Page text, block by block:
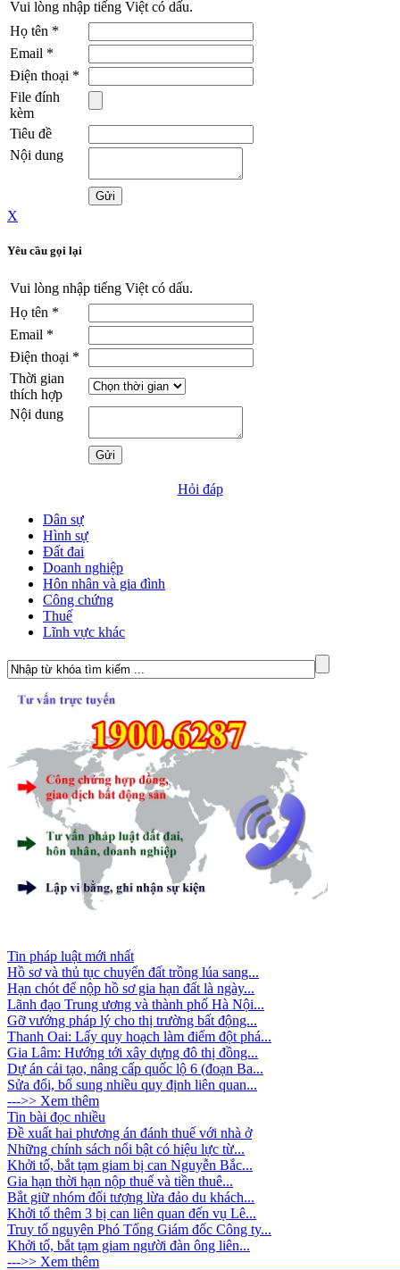
Vui lòng nhập tiếng Việt có dấu.
Họ tên *
Email *
Điện thoại *
File đính
kèm
Tiêu đề
Nội dung
X
Yêu cầu gọi lại
Vui lòng nhập tiếng Việt có dấu.
Họ tên *
Email *
Điện thoại *
Thời gian
thích hợp
Nội dung
Hỏi đáp
Dân sự
Hình sự
Đất đai
Doanh nghiệp
Hôn nhân và gia đình
Công chứng
Thuế
Lĩnh vực khác
Tin pháp luật mới nhất
Hồ sơ và thủ tục chuyển đất trồng lúa sang...
Hạn chót để nộp hồ sơ gia hạn đất là ngày...
Lãnh đạo Trung ương và thành phố Hà Nội...
Gỡ vướng pháp lý cho thị trường bất động...
Thanh Oai: Lấy quy hoạch làm điểm đột phá...
Gia Lâm: Hướng tới xây dựng đô thị đồng...
Dự án cải tạo, nâng cấp quốc lộ 6 (đoạn Ba...
Sửa đổi, bổ sung nhiều quy định liên quan...
--->> Xem thêm
Tin bài đọc nhiều
Đề xuất hai phương án đánh thuế với nhà ở
Những chính sách nổi bật có hiệu lực từ...
Khởi tố, bắt tạm giam bị can Nguyễn Bắc...
Gia hạn thời hạn nộp thuế và tiền thuê...
Bắt giữ nhóm đối tượng lừa đảo du khách...
Khởi tố thêm 3 bị can liên quan đến vụ Lê...
Truy tố nguyên Phó Tổng Giám đốc Công ty...
Khởi tố, bắt tạm giam người đàn ông liên...
--->> Xem thêm